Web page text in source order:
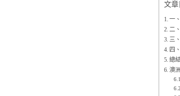
文章
一
二
三
四
總
澳